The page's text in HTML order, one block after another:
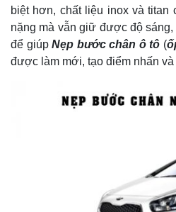
biệt hơn, chất liệu inox và
nặng mà vẫn giữ được độ
để giúpNẹp bước chân ô tô (
được làm mới, tạo điểm nhấn và